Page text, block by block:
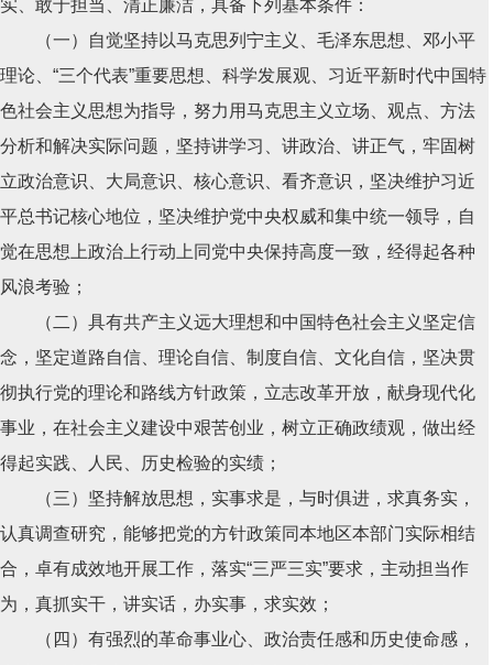
实、敢于担当、清正廉洁，具备下列基本条件：
（一）自觉坚持以马克思列宁主义、毛泽东思想、邓小平
理论、“三个代表”重要思想、科学发展观、习近平新时代中国特
色社会主义思想为指导，努力用马克思主义立场、观点、方法
分析和解决实际问题，坚持讲学习、讲政治、讲正气，牢固树
立政治意识、大局意识、核心意识、看齐意识，坚决维护习近
平总书记核心地位，坚决维护党中央权威和集中统一领导，自
觉在思想上政治上行动上同党中央保持高度一致，经得起各种
风浪考验；
（二）具有共产主义远大理想和中国特色社会主义坚定信
念，坚定道路自信、理论自信、制度自信、文化自信，坚决贯
彻执行党的理论和路线方针政策，立志改革开放，献身现代化
事业，在社会主义建设中艰苦创业，树立正确政绩观，做出经
得起实践、人民、历史检验的实绩；
（三）坚持解放思想，实事求是，与时俱进，求真务实，
认真调查研究，能够把党的方针政策同本地区本部门实际相结
合，卓有成效地开展工作，落实“三严三实”要求，主动担当作
为，真抓实干，讲实话，办实事，求实效；
（四）有强烈的革命事业心、政治责任感和历史使命感，